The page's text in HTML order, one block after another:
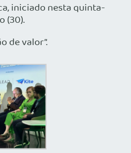
iniciado nesta quinta-
(30).
de valor”.